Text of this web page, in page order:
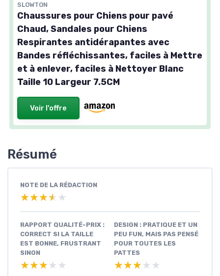
SLOWTON
Chaussures pour Chiens pour pavé
Chaud, Sandales pour Chiens
Respirantes antidérapantes avec
Bandes réfléchissantes, faciles à Mettre
et à enlever, faciles à Nettoyer Blanc
Taille 10 Largeur 7.5CM
Voir l'offre
Résumé
NOTE DE LA RÉDACTION
★★★★★
★★★★★
RAPPORT QUALITÉ-PRIX :
CORRECT SI LA TAILLE
EST BONNE, FRUSTRANT
SINON
★★★★★
★★★★★
DESIGN : PRATIQUE ET UN
PEU FUN, MAIS PAS PENSÉ
POUR TOUTES LES
PATTES
★★★★★
★★★★★